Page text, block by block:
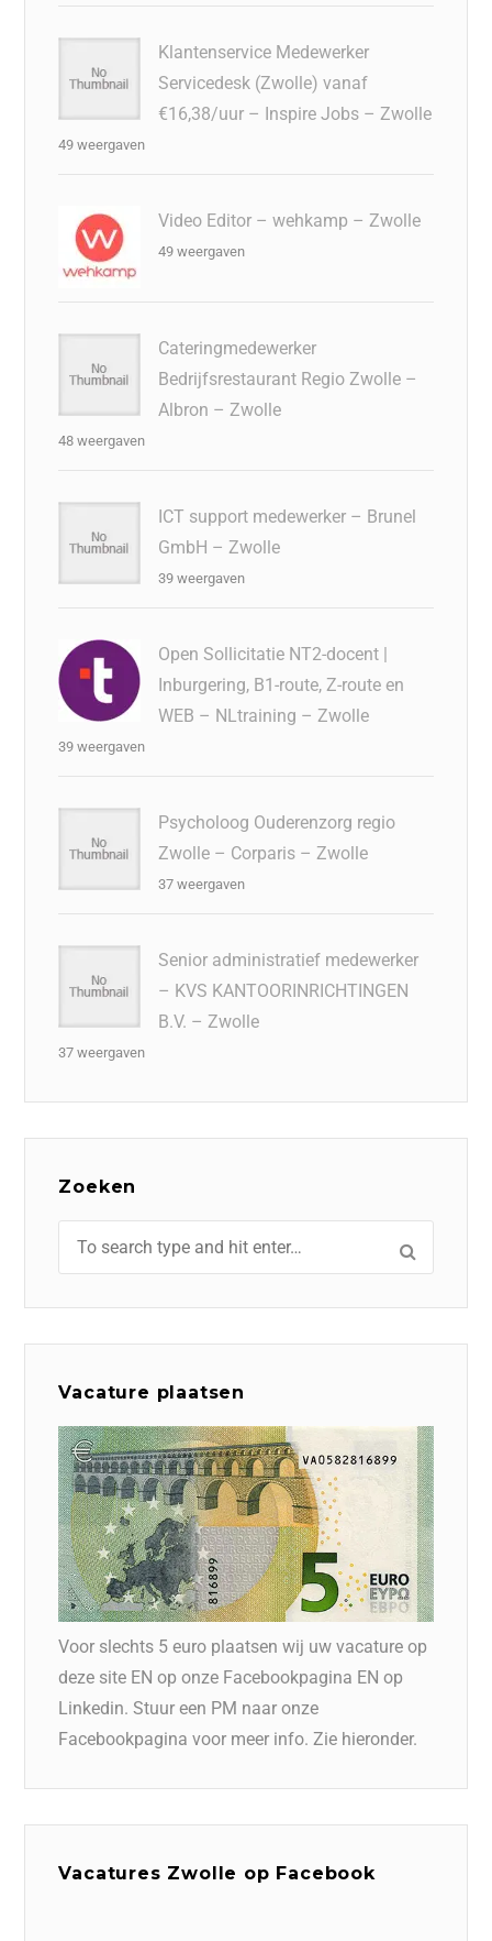
Klantenservice Medewerker
Servicedesk (Zwolle) vanaf
€16,38/uur – Inspire Jobs – Zwolle
49 weergaven
Video Editor – wehkamp – Zwolle
49 weergaven
Cateringmedewerker
Bedrijfsrestaurant Regio Zwolle –
Albron – Zwolle
48 weergaven
ICT support medewerker – Brunel
GmbH – Zwolle
39 weergaven
Open Sollicitatie NT2-docent |
Inburgering, B1-route, Z-route en
WEB – NLtraining – Zwolle
39 weergaven
Psycholoog Ouderenzorg regio
Zwolle – Corparis – Zwolle
37 weergaven
Senior administratief medewerker
– KVS KANTOORINRICHTINGEN
B.V. – Zwolle
37 weergaven
Zoeken
Vacature plaatsen
Voor slechts 5 euro plaatsen wij uw vacature op
deze site EN op onze Facebookpagina EN op
Linkedin. Stuur een PM naar onze
Facebookpagina voor meer info. Zie hieronder.
Vacatures Zwolle op Facebook